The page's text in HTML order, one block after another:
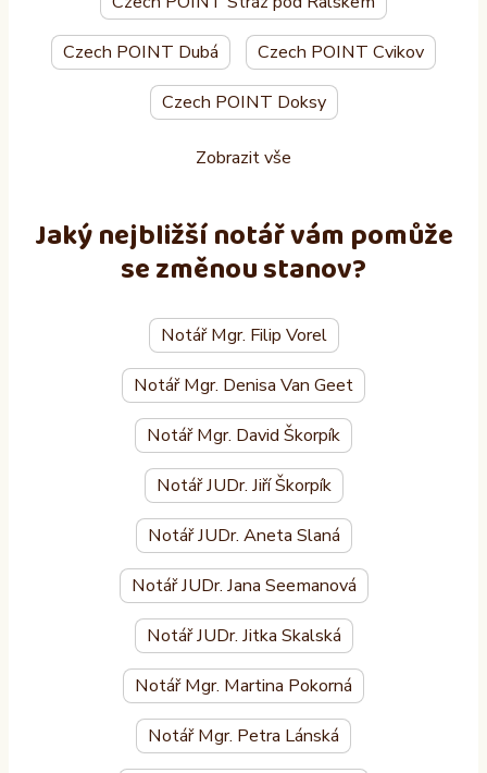
Czech POINT Dubá Czech POINT Cvikov
Czech POINT Doksy
Zobrazit vše
Jaký nejbližší notář vám pomůže
se změnou stanov?
Notář Mgr. Filip Vorel
Notář Mgr. Denisa Van Geet
Notář Mgr. David Škorpík
Notář JUDr. Jiří Škorpík
Notář JUDr. Aneta Slaná
Notář JUDr. Jana Seemanová
Notář JUDr. Jitka Skalská
Notář Mgr. Martina Pokorná
Notář Mgr. Petra Lánská